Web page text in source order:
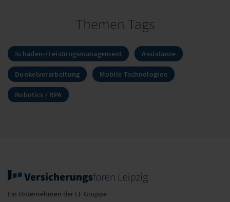
Themen Tags
Schaden-/Leistungsmanagement Assistance
Dunkelverarbeitung Mobile Technologien
Robotics / RPA
Ein Unternehmen der LF Gruppe